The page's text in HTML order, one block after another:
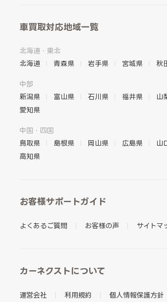
車買取対応地域一覧
北海道・東北
北海道
青森県 岩手県 宮城県 秋
中部
新潟県
富山県 石川県 福井県 山
愛知県
中国・四国
鳥取県
島根県 岡山県 広島県 山
高知県
お客様サポートガイド
よくあるご質問 お客様の声 サイトマ
カーネクストについて
運営会社 利用規約 個人情報保護方針